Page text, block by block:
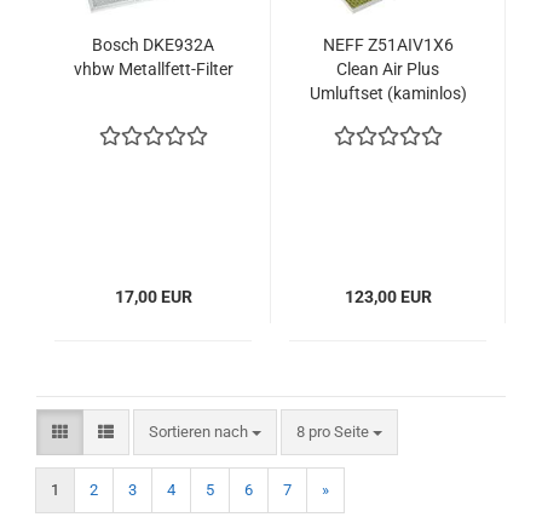
Bosch DKE932A
vhbw Metallfett-Filter
17,00 EUR
NEFF Z51AIV1X6
Clean Air Plus
Umluftset (kaminlos)
123,00 EUR
Sortieren nach
Sortieren nach 8 pro Seite
pro Seite
1 2 3 4 5 6 7 »